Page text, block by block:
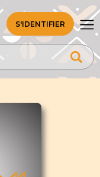
S'IDENTIFIER